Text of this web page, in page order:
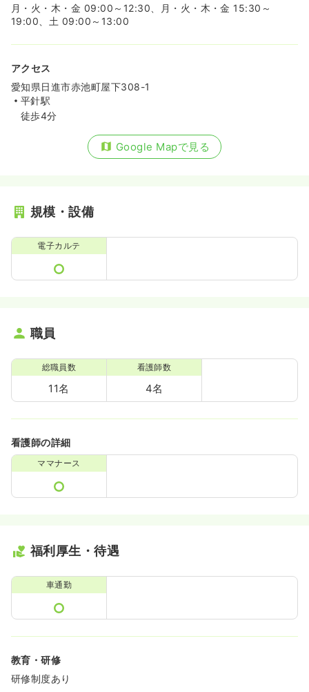
月・火・木・金 09:00～12:30、月・火・木・金 15:30～
19:00、土 09:00～13:00
アクセス
愛知県日進市赤池町屋下308-1
平針駅
徒歩4分
Google Mapで見る
規模・設備
電子カルテ
職員
総職員数
11名
看護師数
4名
看護師の詳細
ママナース
福利厚生・待遇
車通勤
教育・研修
研修制度あり